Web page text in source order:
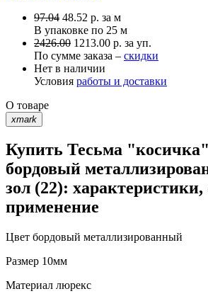
97.04 48.52 р. за м
В упаковке по 25 м
2426.00 1213.00 р. за уп.
По сумме заказа – скидки
Нет в наличии
Условия работы и доставки
О товаре
xmark
Купить Тесьма
бордовый
зол (22): характеристики,
применение
Цвет бордовый металлизированный
Размер 10мм
Материал люрекс